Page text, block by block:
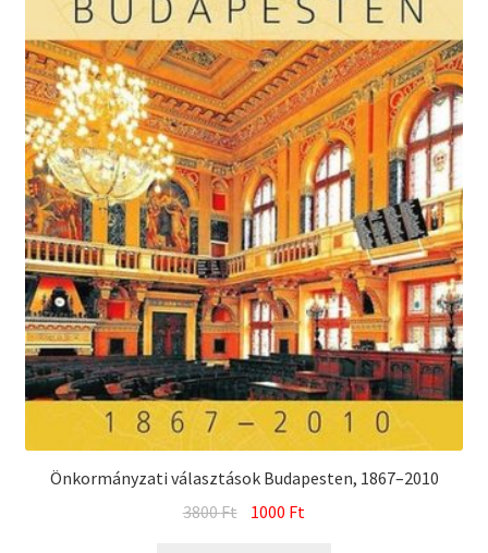
Önkormányzati választások Budapesten, 1867–2010
3800Ft Original
1000 Ft